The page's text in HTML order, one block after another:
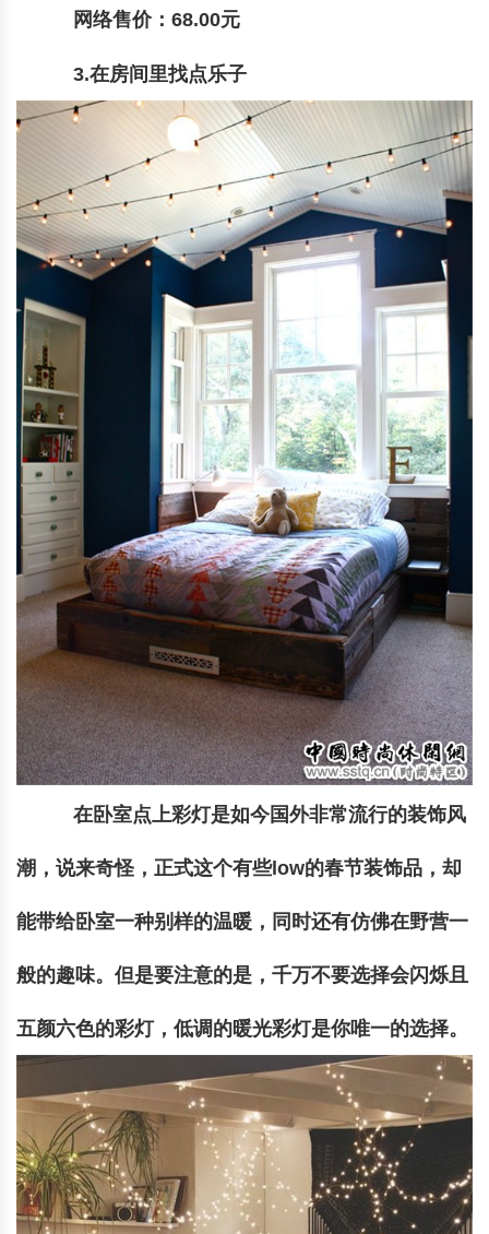
网络售价：68.00元
3.在房间里找点乐子
在卧室点上彩灯是如今国外非常流行的装饰风
潮，说来奇怪，正式这个有些low的春节装饰品，却
能带给卧室一种别样的温暖，同时还有仿佛在野营一
般的趣味。但是要注意的是，千万不要选择会闪烁且
五颜六色的彩灯，低调的暖光彩灯是你唯一的选择。